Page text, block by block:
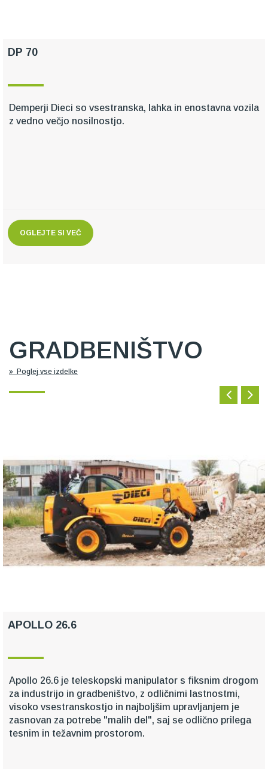
DP 70
Demperji Dieci so vsestranska, lahka in enostavna vozila
z vedno večjo nosilnostjo.
OGLEJTE SI VEČ
GRADBENIŠTVO
Poglej vse izdelke
APOLLO 26.6
Apollo 26.6 je teleskopski manipulator s fiksnim drogom
za industrijo in gradbeništvo, z odličnimi lastnostmi,
visoko vsestranskostjo in najboljšim upravljanjem je
zasnovan za potrebe "malih del", saj se odlično prilega
tesnim in težavnim prostorom.